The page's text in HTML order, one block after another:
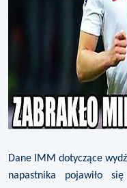
Dane IMM dotyczące
napastnika pojawiło